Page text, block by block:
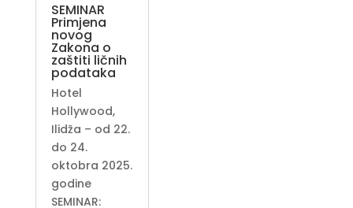
SEMINAR
Primjena
novog
Zakona o
zaštiti ličnih
podataka
Hotel
Hollywood,
Ilidža – od 22.
do 24.
oktobra 2025.
godine
SEMINAR: